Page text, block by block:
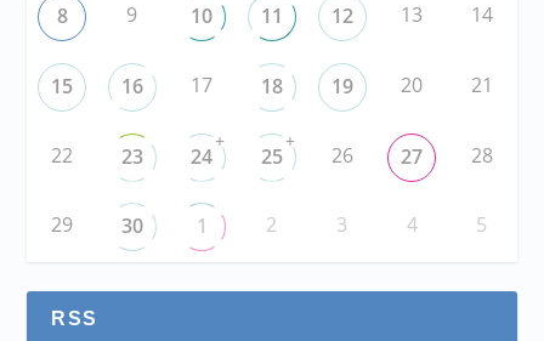
8 9 10 11 12 13 14
15 16 17 18 19 20 21
22 23 24
+
25
+
26 27 28
29 30 1 2 3 4 5
RSS